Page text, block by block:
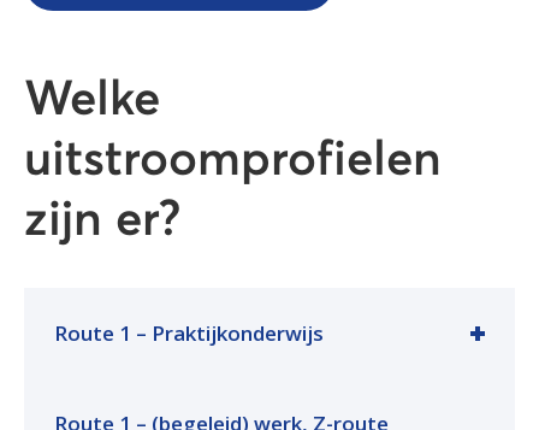
Welke
uitstroomprofielen
zijn er?
Route 1 – Praktijkonderwijs
Route 1 – (begeleid) werk, Z-route